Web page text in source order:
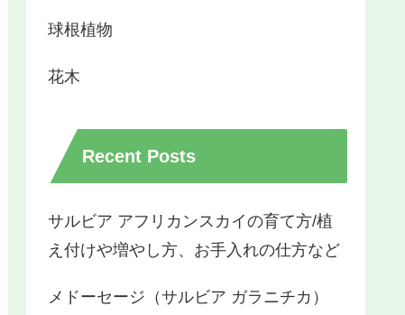
球根植物
花木
Recent Posts
サルビア アフリカンスカイの育て方/植
え付けや増やし方、お手入れの仕方など
メドーセージ（サルビア ガラニチカ）